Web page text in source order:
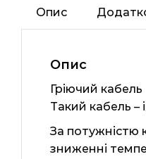
Опис
Опис
Гріючий
Такий кабель –
За потужністю
зниженні